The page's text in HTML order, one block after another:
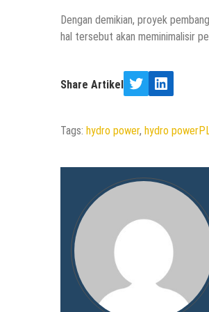
Dengan demikian, proyek
hal tersebut akan meminimalisir
Share Artikel TwitterLinkedIn
Tags: hydro power, hydro